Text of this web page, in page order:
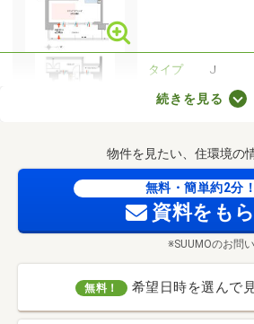
タイプ
J
3LDK+N
専有面積
70m2
タイプ
K1r
間取り
専有面積
72.24m 2
価格 価格未
続きを見る
物件を見たい、住環境の
無料・簡単約2分！
資料をも
※SUUMOのお問
無料！ 希望日時を選んで